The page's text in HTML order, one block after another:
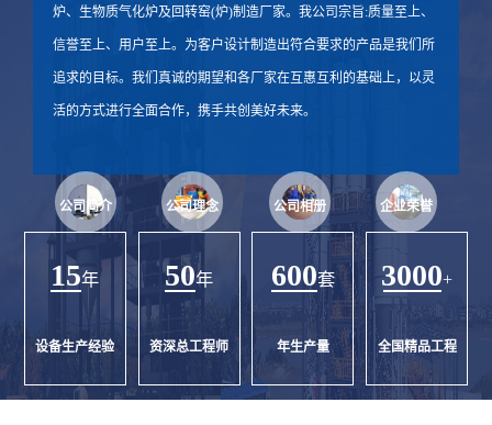
炉、生物质气化炉及回转窑(炉)制造厂家。我公司宗旨:质量至上、
信誉至上、用户至上。为客户设计制造出符合要求的产品是我们所
追求的目标。我们真诚的期望和各厂家在互惠互利的基础上，以灵
活的方式进行全面合作，携手共创美好未来。
公司简介 公司理念 公司相册 企业荣誉
15年
设备生产经验
50年
资深总工程师
600套
年生产量
3000+
全国精品工程